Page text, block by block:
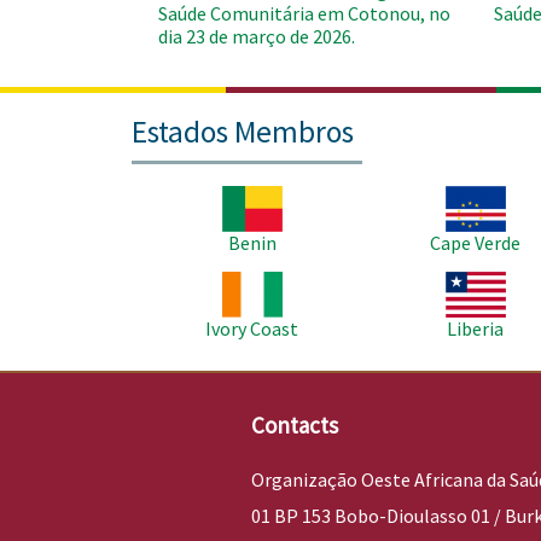
Saúde Comunitária em Cotonou, no
dia 23 de março de 2026.
Estados Membros
Benin
Cape Verde
Ivory Coast
Imagem
Liberia
Contacts
Organização Oeste Africana da
01 BP 153 Bobo-Dioulasso 01 /